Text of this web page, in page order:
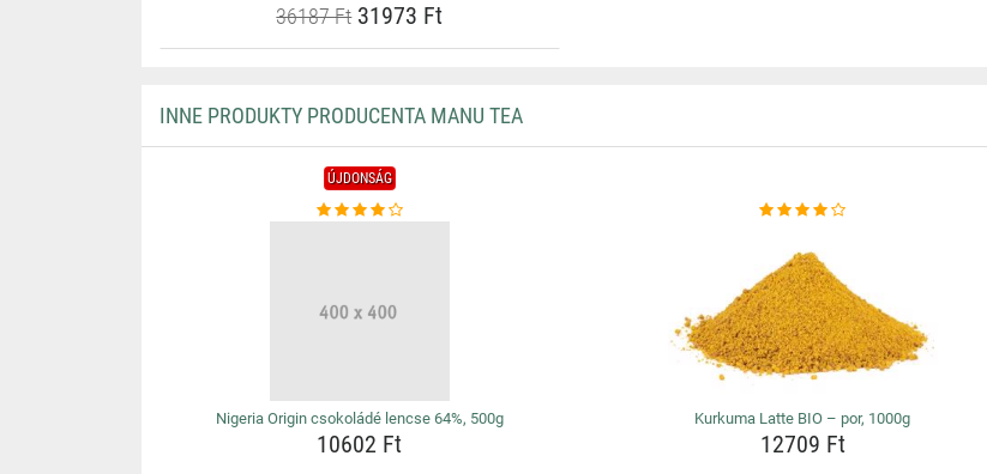
36187 Ft31973 Ft
INNE PRODUKTY PRODUCENTA MANU TEA
ÚJDONSÁG
Nigeria Origin csokoládé lencse 64%, 500g
10602 Ft
Kurkuma Latte BIO – por, 1000g
12709 Ft